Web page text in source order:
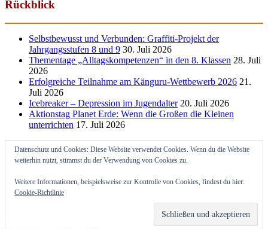
Rückblick
Selbstbewusst und Verbunden: Graffiti-Projekt der
Jahrgangsstufen 8 und 9 30. Juli 2026
Thementage „Alltagskompetenzen“ in den 8. Klassen 28. Juli
2026
Erfolgreiche Teilnahme am Känguru-Wettbewerb 2026 21.
Juli 2026
Icebreaker – Depression im Jugendalter 20. Juli 2026
Aktionstag Planet Erde: Wenn die Großen die Kleinen
unterrichten 17. Juli 2026
Datenschutz und Cookies: Diese Website verwendet Cookies. Wenn du die Website
weiterhin nutzt, stimmst du der Verwendung von Cookies zu.
Weitere Informationen, beispielsweise zur Kontrolle von Cookies, findest du hier:
Cookie-Richtlinie